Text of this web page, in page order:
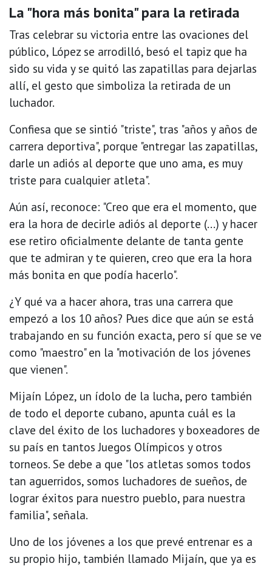
La "hora más bonita" para la retirada
Tras celebrar su victoria entre las ovaciones del
público, López se arrodilló, besó el tapiz que ha
sido su vida y se quitó las zapatillas para dejarlas
allí, el gesto que simboliza la retirada de un
luchador.
Confiesa que se sintió "triste", tras "años y años de
carrera deportiva", porque "entregar las zapatillas,
darle un adiós al deporte que uno ama, es muy
triste para cualquier atleta".
Aún así, reconoce: "Creo que era el momento, que
era la hora de decirle adiós al deporte (...) y hacer
ese retiro oficialmente delante de tanta gente
que te admiran y te quieren, creo que era la hora
más bonita en que podía hacerlo".
¿Y qué va a hacer ahora, tras una carrera que
empezó a los 10 años? Pues dice que aún se está
trabajando en su función exacta, pero sí que se ve
como "maestro" en la "motivación de los jóvenes
que vienen".
Mijaín López, un ídolo de la lucha, pero también
de todo el deporte cubano, apunta cuál es la
clave del éxito de los luchadores y boxeadores de
su país en tantos Juegos Olímpicos y otros
torneos. Se debe a que "los atletas somos todos
tan aguerridos, somos luchadores de sueños, de
lograr éxitos para nuestro pueblo, para nuestra
familia", señala.
Uno de los jóvenes a los que prevé entrenar es a
su propio hijo, también llamado Mijaín, que ya es